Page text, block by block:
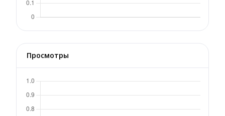
Просмотры